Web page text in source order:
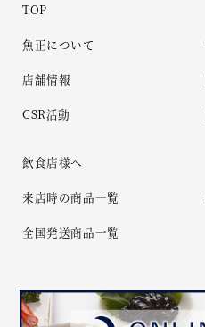
TOP
魚正について
店舗情報
CSR活動
飲食店様へ
来店時の商品一覧
全国発送商品一覧